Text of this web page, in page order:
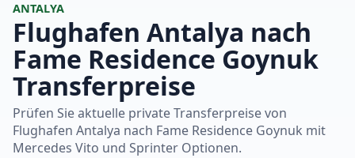
ANTALYA
Flughafen Antalya nach
Fame Residence Goynuk
Transferpreise
Prüfen Sie aktuelle private Transferpreise von
Flughafen Antalya nach Fame Residence Goynuk mit
Mercedes Vito und Sprinter Optionen.